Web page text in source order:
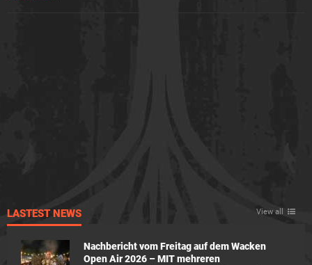
LASTEST NEWS View all
Nachbericht vom Freitag auf dem Wacken
Open Air 2026 – MIT mehreren